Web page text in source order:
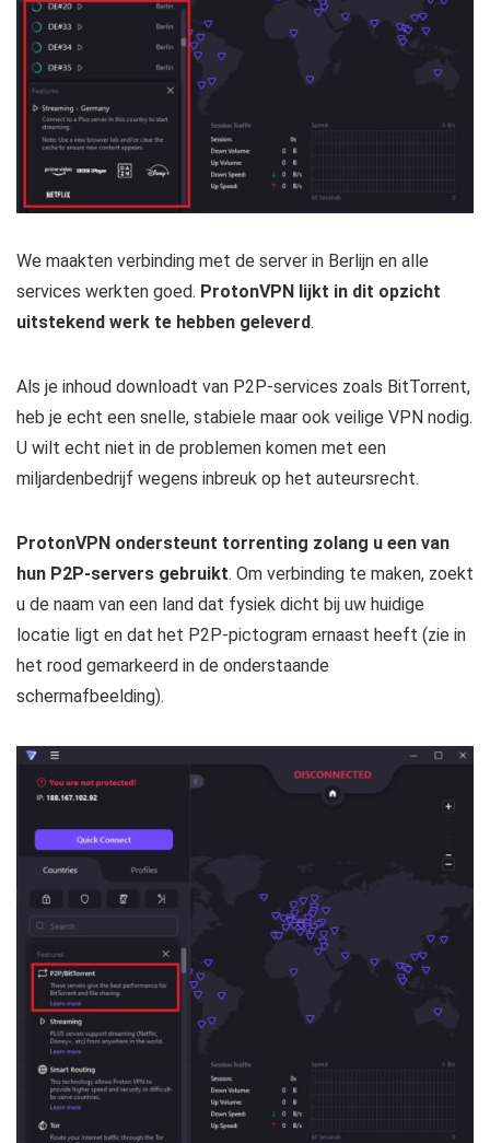
We maakten verbinding met de server in Berlijn en alle
services werkten goed. ProtonVPN lijkt in dit opzicht
uitstekend werk te hebben geleverd.
Als je inhoud downloadt van P2P-services zoals BitTorrent,
heb je echt een snelle, stabiele maar ook veilige VPN nodig.
U wilt echt niet in de problemen komen met een
miljardenbedrijf wegens inbreuk op het auteursrecht.
ProtonVPN ondersteunt torrenting zolang u een van
hun P2P-servers gebruikt. Om verbinding te maken, zoekt
u de naam van een land dat fysiek dicht bij uw huidige
locatie ligt en dat het P2P-pictogram ernaast heeft (zie in
het rood gemarkeerd in de onderstaande
schermafbeelding).